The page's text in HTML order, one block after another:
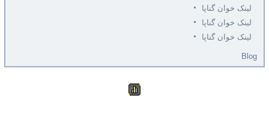
لینک خوان گناپا
لینک خوان گناپا
لینک خوان گناپا
Blog